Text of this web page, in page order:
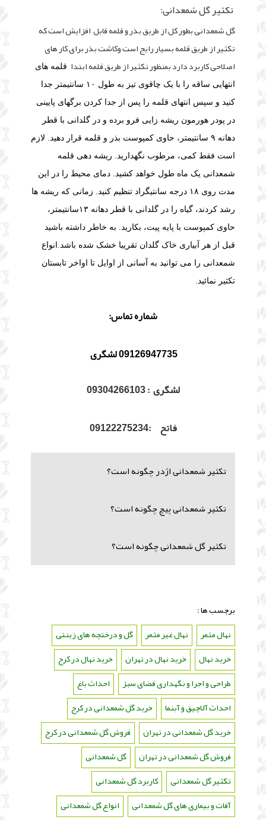
تکثیر گل شمعدانی:
گل شمعدانی بطور کل از طریق بذر و قلمه قابل افزایش است که
تکثیر از طریق قلمه بسیار رایج است وکاشت بذر برای کار های
اصلاحی کاربرد دارد بمنظور تکثیر از طریق قلمه ابتدا قلمه های
انتهایی ساقه را با یک چاقوی تیز به طول ۱۰ سانتیمتر جدا
کنید و سپس انتهای قلمه را پس از جدا کردن برگهای پایینی
در پودر هورمون ریشه زایی فرو برده و در گلدانی با قطر
دهانه ۹ سانتیمتر، حاوی کمپوست بذر و قلمه قرار دهید. لازم
است فقط کمی، مرطوب نگهدارید. ریشه دهی قلمه
شمعدانی یک ماه طول خواهد کشید. دمای محیط را در این
مدت روی ۱۸ درجه سانتیگراد تنظیم کنید. زمانی که ریشه ها
رشد کردند، گیاه را در گلدانی با قطر دهانه ۱۳سانتیمتر،
حاوی کمپوست با پایه پیت، بکارید. به خاطر داشته باشید
قبل از هر آبیاری خاک گلدان تقریبا خشک شده باشد. انواع
شمعدانی را می توانید به آسانی از اوایل تا اواخر تابستان
تکثیر نمائید.
شماره تماس:
09126947735 لشگری
لشگری : 09304266103
فاتح :09122275234
تکثیر شمعدانی اژدر چگونه است؟
تکثیر شمعدانی پیچ چگونه است؟
تکثیر گل شمعدانی چگونه است؟
برچسب ها :
نهال مثمر
نهال غیر مثمر گل و درختچه های زینتی
خرید نهال
خرید نهال در تهران خرید نهال در کرج
طراحی و اجرا و نگهداری فضای سبز
احداث باغ
احداث آلاچیق و آبنما
خرید گل شمعدانی در کرج
خرید گل شمعدانی در تهران
فروش گل شمعدانی در کرج
فروش گل شمعدانی در تهران
گل شمعدانی
تکثیر گل شمعدانی
کاربرد گل شمعدانی
آفات و بیماری های گل شمعدانی
انواع گل شمعدانی